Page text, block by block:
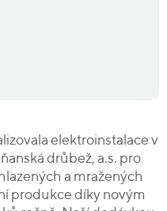
elektroinstalace v
drůbež, a.s. pro
a mražených
produkce díky novým